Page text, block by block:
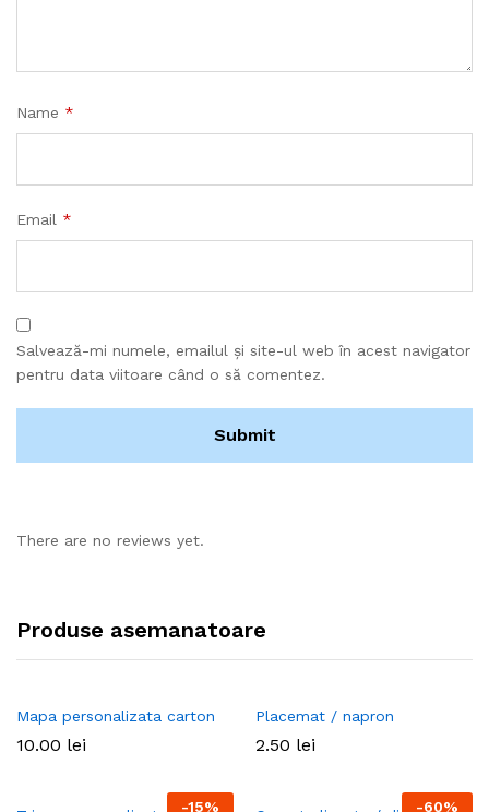
Name *
Email *
Salvează-mi numele, emailul și site-ul web în acest navigator
pentru data viitoare când o să comentez.
There are no reviews yet.
Produse asemanatoare
Mapa personalizata carton
10.00 lei
Placemat / napron
2.50 lei
-15% -60%